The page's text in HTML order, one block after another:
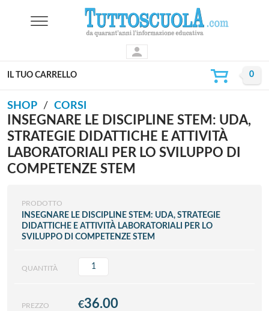
IL TUO CARRELLO
SHOP CORSI
INSEGNARE LE DISCIPLINE STEM: UDA,
STRATEGIE DIDATTICHE E ATTIVITÀ
LABORATORIALI PER LO SVILUPPO DI
COMPETENZE STEM
PRODOTTO
INSEGNARE LE DISCIPLINE STEM: UDA, STRATEGIE
DIDATTICHE E ATTIVITÀ LABORATORIALI PER LO
SVILUPPO DI COMPETENZE STEM
QUANTITÀ
PREZZO €36.00